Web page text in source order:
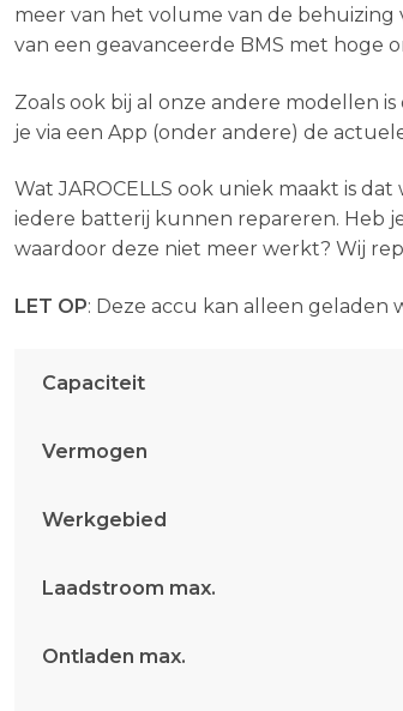
meer van het volume van de
van een geavanceerde BMS met hoge
Zoals ook bij al onze andere modellen
je via een App (onder andere) de
Wat JAROCELLS ook uniek maakt is
iedere batterij kunnen repareren. Heb
waardoor deze niet meer werkt? Wij
LET OP: Deze accu kan alleen geladen
Capaciteit
Vermogen
Werkgebied
Laadstroom max.
Ontladen max.